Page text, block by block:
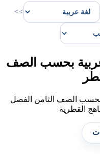
>>
بحسب الصف
الصف الثامن الفصل
القطرية